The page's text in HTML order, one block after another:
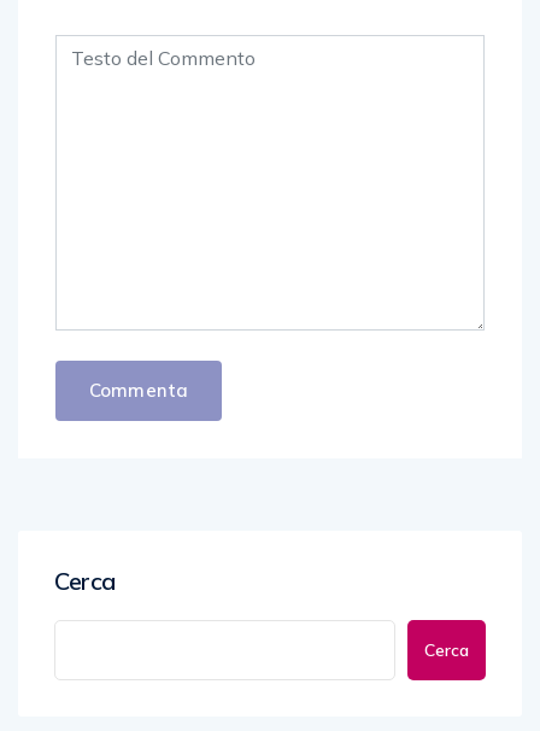
Cerca
Cerca